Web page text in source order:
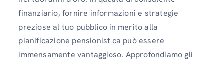
finanziario, fornire informazioni e strategie
preziose al tuo pubblico in merito alla
pianificazione pensionistica può essere
immensamente vantaggioso. Approfondiamo gli